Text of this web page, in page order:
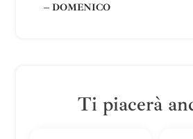
– DOMENICO
Ti piacerà